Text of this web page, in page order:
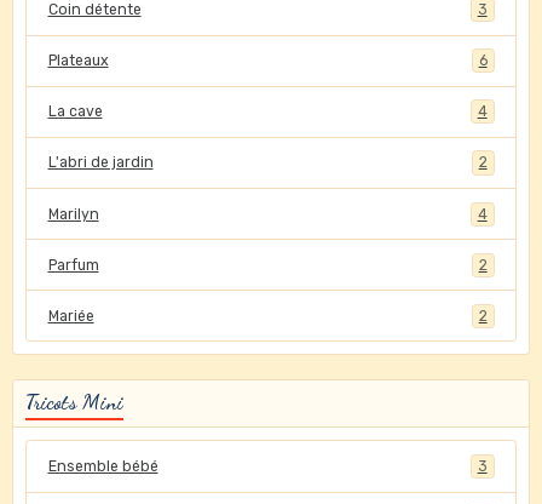
Coin détente 3
Plateaux 6
La cave 4
L'abri de jardin 2
Marilyn 4
Parfum 2
Mariée 2
Tricots Mini
Ensemble bébé 3